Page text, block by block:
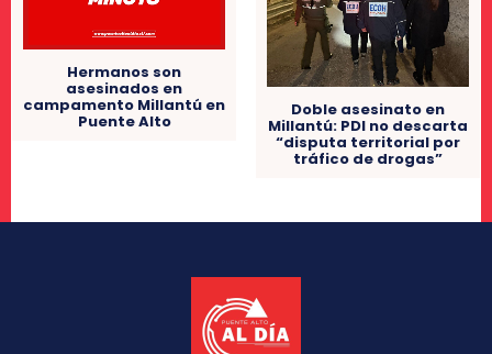
Hermanos son
asesinados en
campamento Millantú en
Puente Alto
Doble asesinato en
Millantú: PDI no descarta
“disputa territorial por
tráfico de drogas”